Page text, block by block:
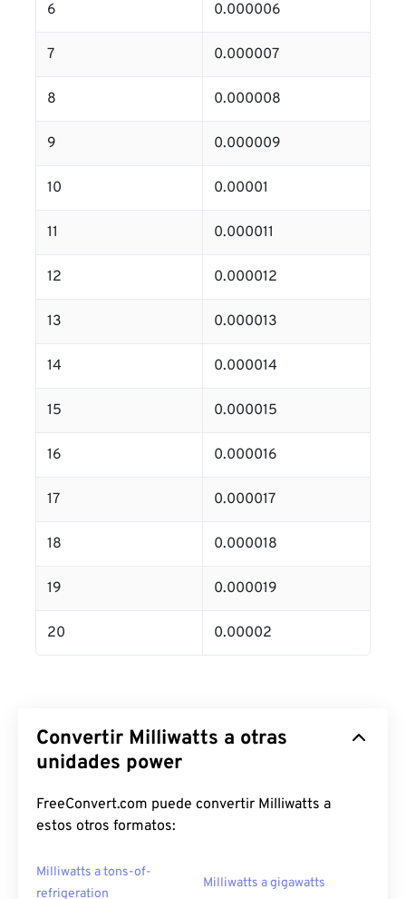
6 0.000006
7 0.000007
8 0.000008
9 0.000009
10 0.00001
11 0.000011
12 0.000012
13 0.000013
14 0.000014
15 0.000015
16 0.000016
17 0.000017
18 0.000018
19 0.000019
20 0.00002
Convertir Milliwatts a otras
unidades power
FreeConvert.com puede convertir Milliwatts a
estos otros formatos:
Milliwatts a tons-of-
refrigeration
Milliwatts a gigawatts